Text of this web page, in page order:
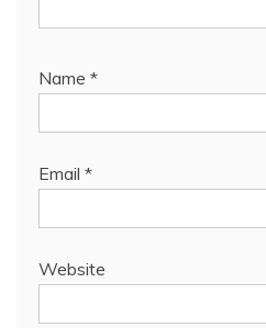
Name *
Email *
Website